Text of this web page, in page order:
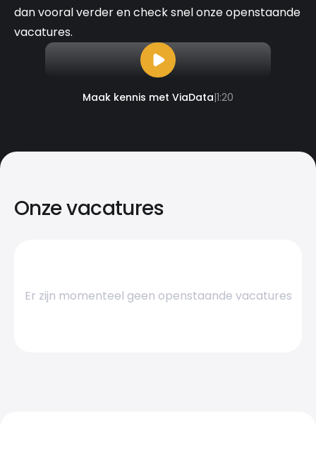
dan vooral verder en check snel onze openstaande
vacatures.
Maak kennis met ViaData|1:20
Onze vacatures
Er zijn momenteel geen openstaande vacatures